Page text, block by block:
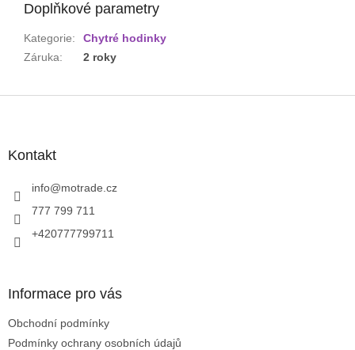
Doplňkové parametry
Kategorie:
Chytré hodinky
Záruka: 2 roky
Kontakt
info@motrade.cz
777 799 711
+420777799711
Informace pro vás
Obchodní podmínky
Podmínky ochrany osobních údajů